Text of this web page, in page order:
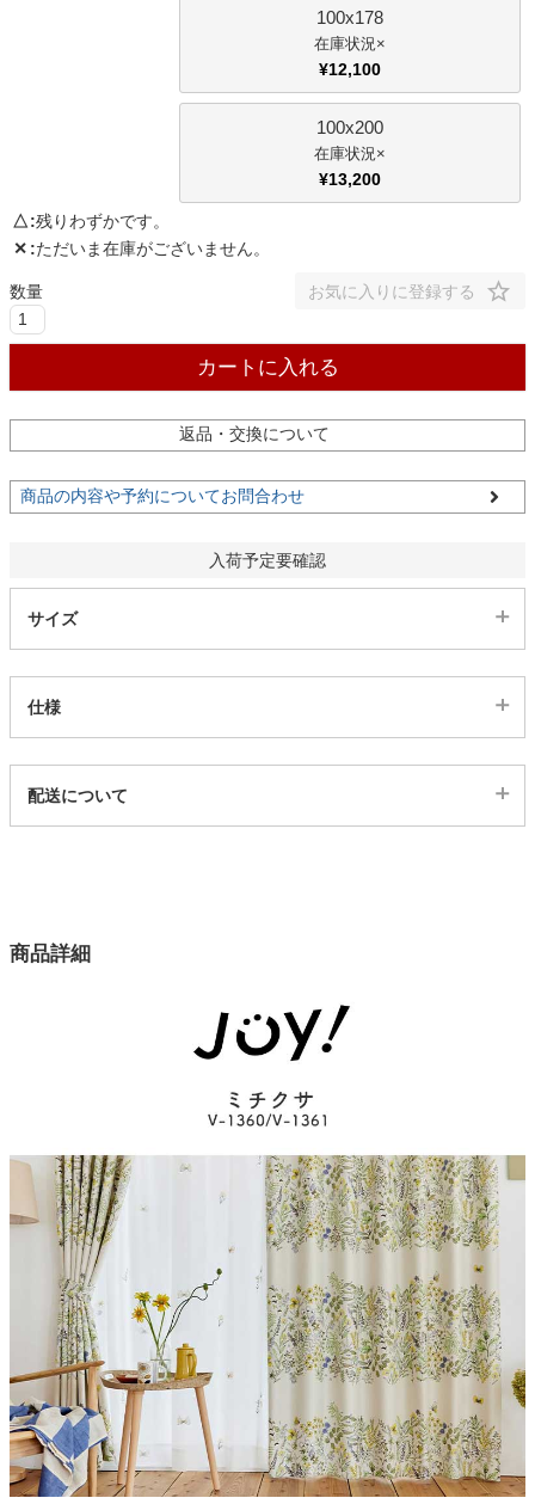
ガーデン
100x178
×
¥12,100
100x200
×
¥13,200
△ 残りわずかです。
✕ ただいま在庫がございません。
お気に入りに登録する
カートに入れる
返品・交換について
商品の内容や予約についてお問合わせ
入荷予定要確認
サイズ
仕様
1ss11226370
幅100×高さ200(cm)
ポリエステル100％
レール幅の目安
160から190cm
フック
アジャスター、Aフック
ヒダ
1.5倍
お手入れ方法
ウオッシャブル（洗濯ネットをご使用ください）
配送について
商品詳細